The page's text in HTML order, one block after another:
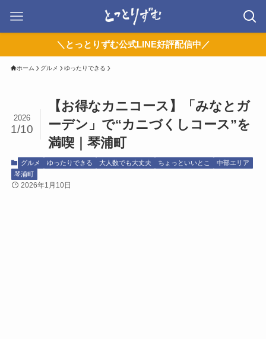
＼とっとりずむ公式LINE好評配信中／
ホーム グルメ ゆったりできる
【お得なカニコース】「みなとガ
ーデン」で“カニづくしコース”を
満喫｜琴浦町
2026
1/10
グルメ ゆったりできる 大人数でも大丈夫 ちょっといいとこ
中部エリア
琴浦町
2026年1月10日